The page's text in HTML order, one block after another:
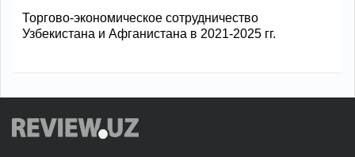
Торгово-экономическое сотрудничество
Узбекистана и Афганистана в 2021-2025 гг.